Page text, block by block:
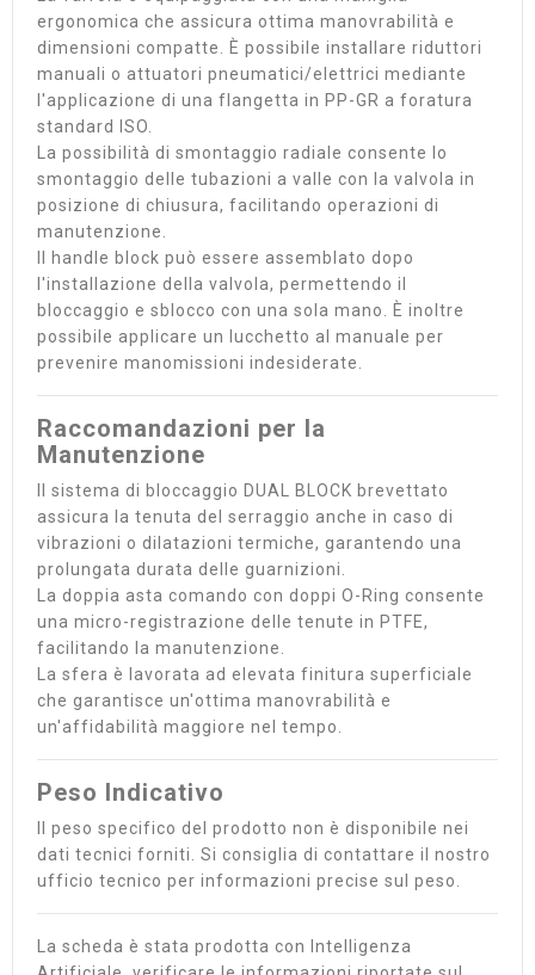
ergonomica che assicura ottima manovrabilità e
dimensioni compatte. È possibile installare riduttori
manuali o attuatori pneumatici/elettrici mediante
l'applicazione di una flangetta in PP-GR a foratura
standard ISO.
La possibilità di smontaggio radiale consente lo
smontaggio delle tubazioni a valle con la valvola in
posizione di chiusura, facilitando operazioni di
manutenzione.
Il handle block può essere assemblato dopo
l'installazione della valvola, permettendo il
bloccaggio e sblocco con una sola mano. È inoltre
possibile applicare un lucchetto al manuale per
prevenire manomissioni indesiderate.
Raccomandazioni per la
Manutenzione
Il sistema di bloccaggio DUAL BLOCK brevettato
assicura la tenuta del serraggio anche in caso di
vibrazioni o dilatazioni termiche, garantendo una
prolungata durata delle guarnizioni.
La doppia asta comando con doppi O-Ring consente
una micro-registrazione delle tenute in PTFE,
facilitando la manutenzione.
La sfera è lavorata ad elevata finitura superficiale
che garantisce un'ottima manovrabilità e
un'affidabilità maggiore nel tempo.
Peso Indicativo
Il peso specifico del prodotto non è disponibile nei
dati tecnici forniti. Si consiglia di contattare il nostro
ufficio tecnico per informazioni precise sul peso.
La scheda è stata prodotta con Intelligenza